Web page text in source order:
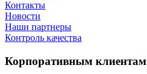
Контакты
Новости
Наши партнеры
Контроль качества
Корпоративным клиентам